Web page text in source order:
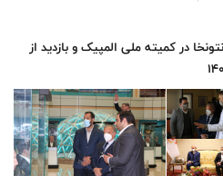
در کمیته ملی المپیک و بازدید از